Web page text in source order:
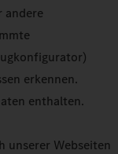
andere
erkennen.
enthalten.
unserer Webseiten